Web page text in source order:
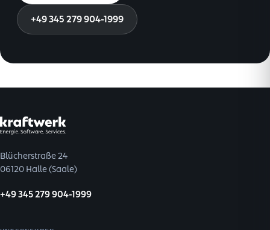
+49 345 279 904-1999
Blücherstraße 24
06120 Halle (Saale)
+49 345 279 904-1999